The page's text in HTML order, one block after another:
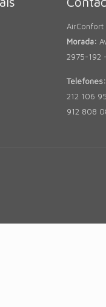
AirConfort
Morada:
2975-192
Telefones:
212 106
912 808